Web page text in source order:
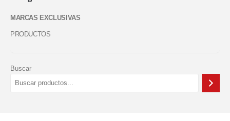
MARCAS EXCLUSIVAS
PRODUCTOS
Buscar